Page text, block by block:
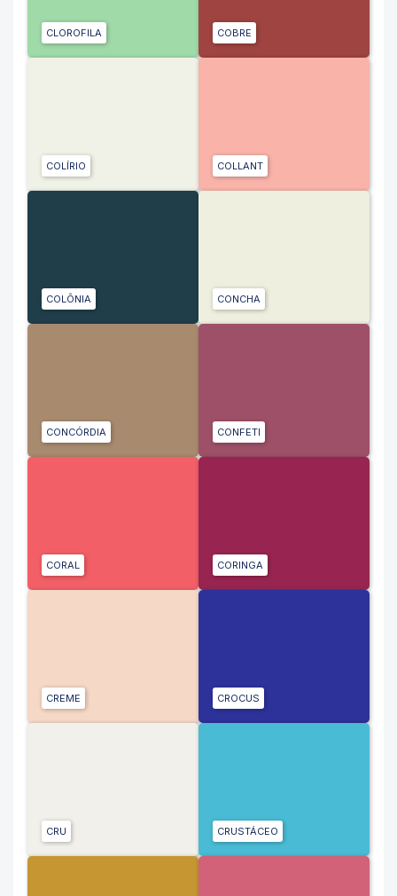
CLOROFILA COBRE
COLÍRIO COLLANT
COLÔNIA CONCHA
CONCÓRDIA CONFETI
CORAL CORINGA
CREME CROCUS
CRU CRUSTÁCEO